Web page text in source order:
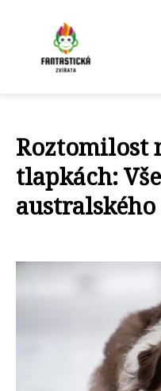
Roztomilost
tlapkách: